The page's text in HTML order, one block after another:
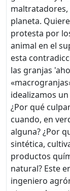
planeta.
protesta por
animal en el
esta
las granjas
idealizamos
¿Por qué
cuando, en
alguna? ¿Por
sintética,
productos
natural? Este
ingeniero